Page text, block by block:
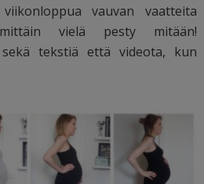
vauvan vaatteita
vielä pesty mitään!
sekä tekstiä että videota, kun